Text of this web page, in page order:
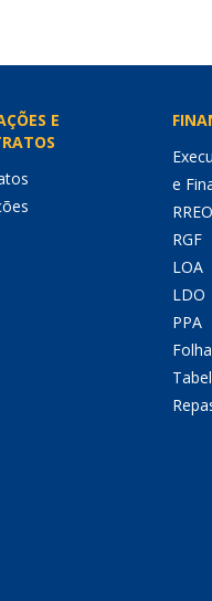
E
e
RREO
RGF
LOA
LDO
PPA